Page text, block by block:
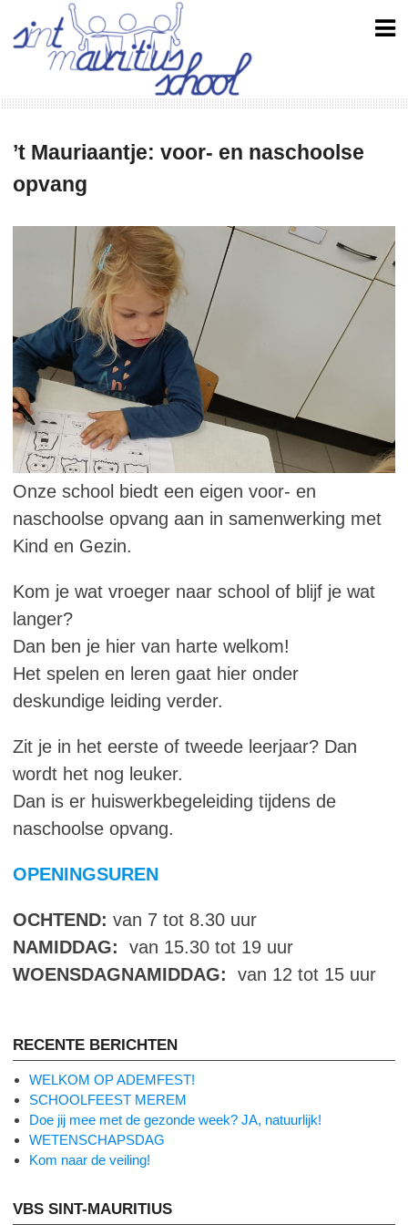
content
’t Mauriaantje: voor- en naschoolse
opvang
Onze school biedt een eigen voor- en
naschoolse opvang aan in samenwerking met
Kind en Gezin.
Kom je wat vroeger naar school of blijf je wat
langer?
Dan ben je hier van harte welkom!
Het spelen en leren gaat hier onder
deskundige leiding verder.
Zit je in het eerste of tweede leerjaar? Dan
wordt het nog leuker.
Dan is er huiswerkbegeleiding tijdens de
naschoolse opvang.
OPENINGSUREN
OCHTEND: van 7 tot 8.30 uur
NAMIDDAG:
van 15.30 tot 19 uur
WOENSDAGNAMIDDAG: van 12 tot 15 uur
RECENTE BERICHTEN
WELKOM OP ADEMFEST!
SCHOOLFEEST MEREM
Doe jij mee met de gezonde week? JA, natuurlijk!
WETENSCHAPSDAG
Kom naar de veiling!
VBS SINT-MAURITIUS